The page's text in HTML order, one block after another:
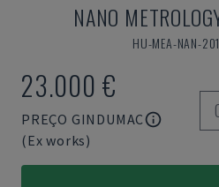
NANO
HU-MEA-NAN-
23.000 €
PREÇO GINDUMAC
(Ex works)